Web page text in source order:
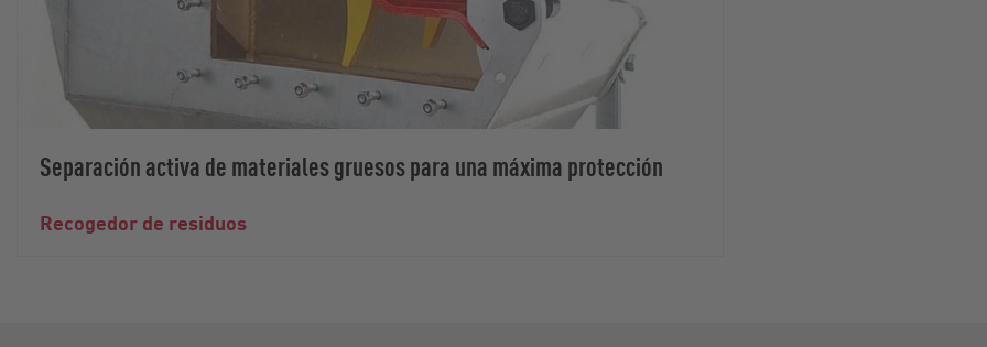
Separación activa de materiales gruesos para una máxima protección
Recogedor de residuos